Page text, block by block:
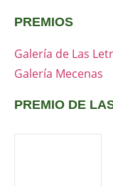
PREMIOS
Galería de Las
Galería Mecenas
PREMIO DE